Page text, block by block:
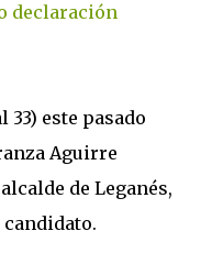
declaración
33) este pasado
Aguirre
de Leganés,